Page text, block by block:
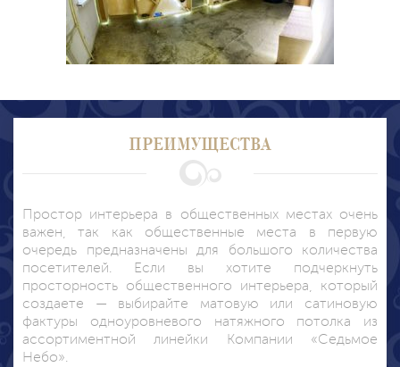
ПРЕИМУЩЕСТВА
Простор интерьера в общественных местах очень
важен, так как общественные места в первую
очередь предназначены для большого количества
посетителей. Если вы хотите подчеркнуть
просторность общественного интерьера, который
создаете — выбирайте матовую или сатиновую
фактуры одноуровневого натяжного потолка из
ассортиментной линейки Компании «Седьмое
Небо».